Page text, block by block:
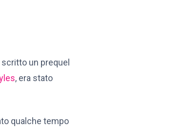
un prequel
, era stato
qualche tempo